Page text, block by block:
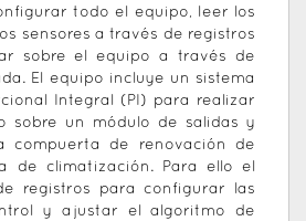
todo el equipo, leer los
sensores a través de registros
sobre el equipo a través de
El equipo incluye un sistema
Integral (PI) para realizar
sobre un módulo de salidas y
compuerta de renovación de
de climatización. Para ello el
registros para configurar las
y ajustar el algoritmo de